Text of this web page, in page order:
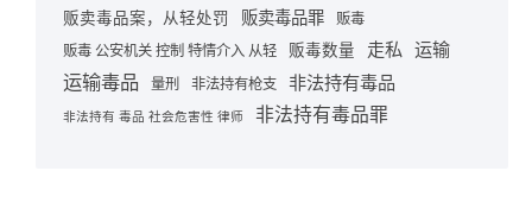
贩卖毒品案，从轻处罚 贩卖毒品罪
贩毒
贩毒 公安机关 控制 特情介入 从轻
贩毒数量 走私 运输
运输毒品 量刑 非法持有枪支 非法持有毒品
非法持有 毒品 社会危害性 律师 非法持有毒品罪